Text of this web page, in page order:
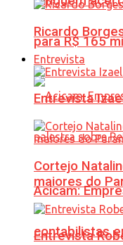
para R$ 165
Acicam:
contabilistas
Ricardo
Entrevista
Entrevista
Cortejo
maiores do
Entrevista